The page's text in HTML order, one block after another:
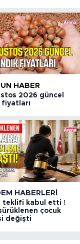
HABER
2026 güncel
fiyatları
HABERLERI
teklifi kabul etti !
çocuk
değişti